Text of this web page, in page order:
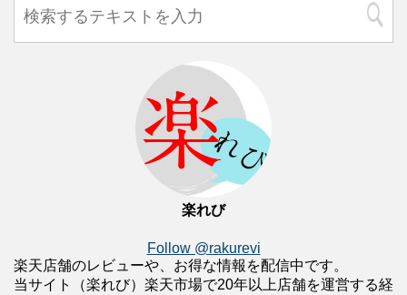
楽れび
Follow @rakurevi
楽天店舗のレビューや、お得な情報を配信中です。
当サイト（楽れび）楽天市場で20年以上店舗を運営する経